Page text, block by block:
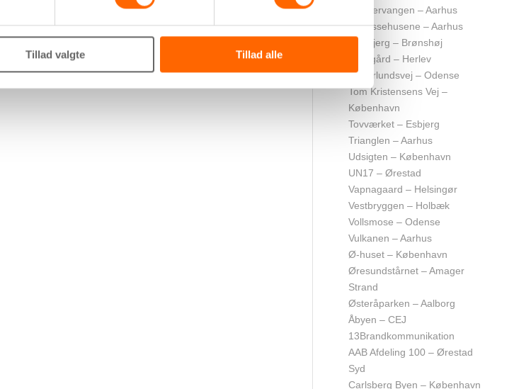
Tillad valgte Tillad alle
Søndervangen – Aarhus
Terrassehusene – Aarhus
Tingbjerg – Brønshøj
Toftegård – Herlev
Tolderlundsvej – Odense
Tom Kristensens Vej –
København
Tovværket – Esbjerg
Trianglen – Aarhus
Udsigten – København
UN17 – Ørestad
Vapnagaard – Helsingør
Vestbryggen – Holbæk
Vollsmose – Odense
Vulkanen – Aarhus
Ø-huset – København
Øresundstårnet – Amager
Strand
Østeråparken – Aalborg
Åbyen – CEJ
13Brandkommunikation
AAB Afdeling 100 – Ørestad
Syd
Carlsberg Byen – København